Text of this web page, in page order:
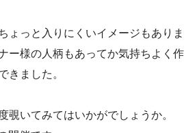
ょっと入りにくいイメージもありま
ー様の人柄もあってか気持ちよく作
きました。
覗いてみてはいかがでしょうか。